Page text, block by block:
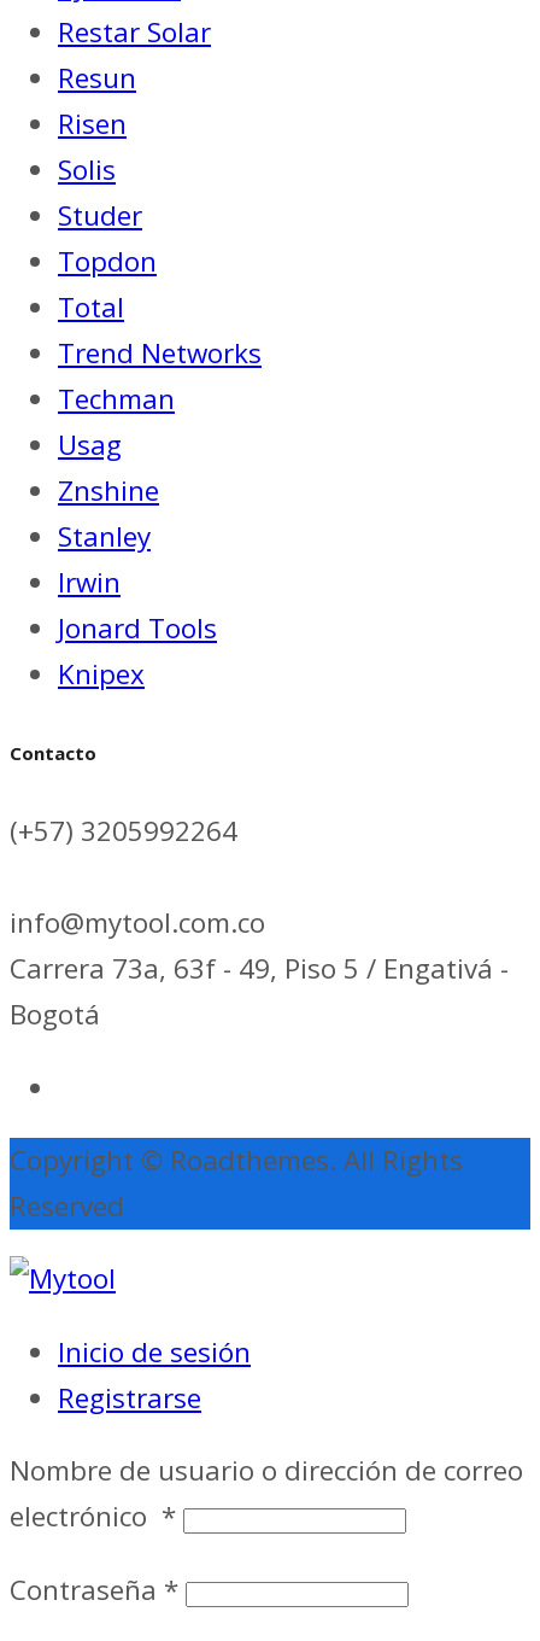
Restar Solar
Resun
Risen
Solis
Studer
Topdon
Total
Trend Networks
Techman
Usag
Znshine
Stanley
Irwin
Jonard Tools
Knipex
Contacto
(+57) 3205992264
info@mytool.com.co
Carrera 73a, 63f - 49, Piso 5 / Engativá -
Bogotá
Copyright © Roadthemes. All Rights
Reserved
Inicio de sesión
Registrarse
Nombre de usuario o dirección de correo
electrónico *
Contraseña *